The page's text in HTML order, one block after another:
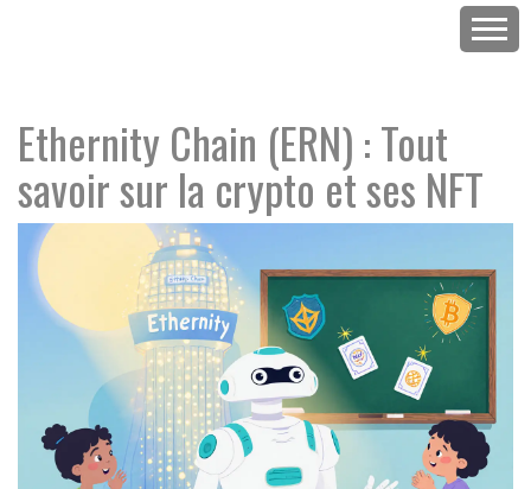
Ethernity Chain (ERN) : Tout
savoir sur la crypto et ses NFT